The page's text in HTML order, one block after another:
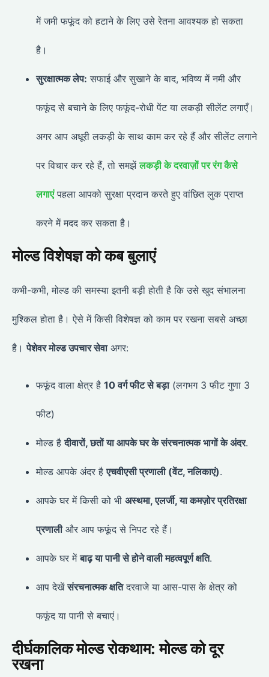
में जमी फफूंद को हटाने के लिए उसे रेतना आवश्यक हो सकता
है।
सुरक्षात्मक लेप: सफाई और सुखाने के बाद, भविष्य में नमी और
फफूंद से बचाने के लिए फफूंद-रोधी पेंट या लकड़ी सीलेंट लगाएँ।
अगर आप अधूरी लकड़ी के साथ काम कर रहे हैं और सीलेंट लगाने
पर विचार कर रहे हैं, तो समझेंलकड़ी के दरवाज़ों पर रंग कैसे
लगाएंपहला आपको सुरक्षा प्रदान करते हुए वांछित लुक प्राप्त
करने में मदद कर सकता है।
मोल्ड विशेषज्ञ को कब बुलाएं
कभी-कभी, मोल्ड की समस्या इतनी बड़ी होती है कि उसे खुद संभालना
मुश्किल होता है। ऐसे में किसी विशेषज्ञ को काम पर रखना सबसे अच्छा
है।पेशेवर मोल्ड उपचार सेवाअगर:
फफूंद वाला क्षेत्र है 10 वर्ग फीट से बड़ा(लगभग 3 फीट गुणा 3
फीट)
मोल्ड हैदीवारों, छतों या आपके घर के संरचनात्मक भागों के अंदर.
मोल्ड आपके अंदर हैएचवीएसी प्रणाली (वेंट, नलिकाएं).
आपके घर में किसी को भी अस्थमा, एलर्जी, या कमज़ोर प्रतिरक्षा
प्रणालीऔर आप फफूंद से निपट रहे हैं।
आपके घर मेंबाढ़ या पानी से होने वाली महत्वपूर्ण क्षति.
आप देखेंसंरचनात्मक क्षतिदरवाजे या आस-पास के क्षेत्र को
फफूंद या पानी से बचाएं।
दीर्घकालिक मोल्ड रोकथाम: मोल्ड को दूर
रखना